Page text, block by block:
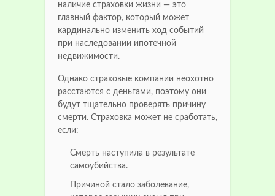
наличие страховки жизни — это
главный фактор, который может
кардинально изменить ход событий
при наследовании ипотечной
недвижимости.
Однако страховые компании неохотно
расстаются с деньгами, поэтому они
будут тщательно проверять причину
смерти. Страховка может не сработать,
если:
Смерть наступила в результате
самоубийства.
Причиной стало заболевание,